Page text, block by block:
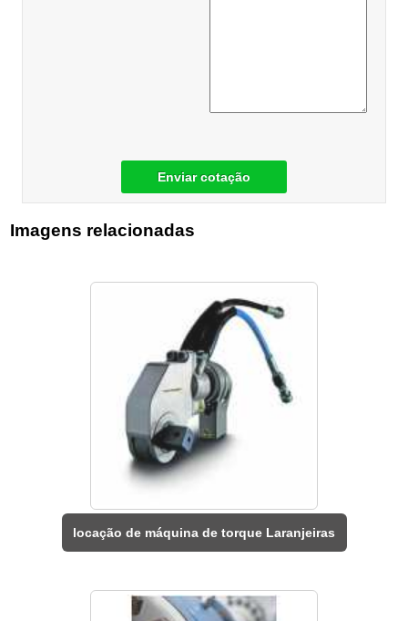
Enviar cotação
Imagens relacionadas
locação de máquina de torque Laranjeiras